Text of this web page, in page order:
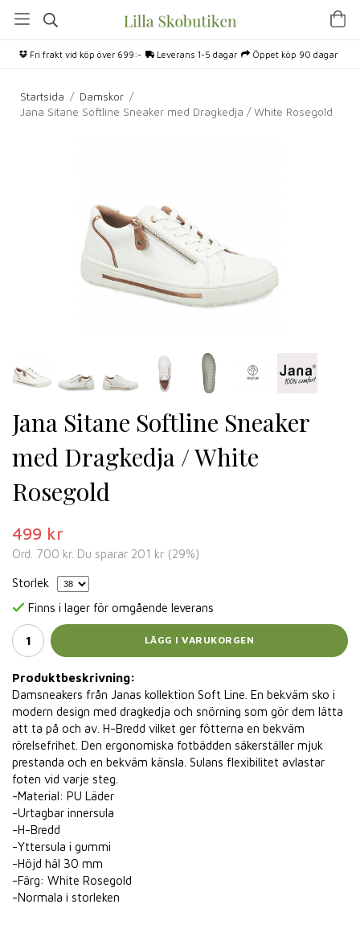
Fri frakt vid köp över 699:- Leverans 1-5 dagar Öppet köp 90 dagar
Startsida / Damskor /
Jana Sitane Softline Sneaker med Dragkedja / White Rosegold
Jana Sitane Softline Sneaker
med Dragkedja / White
Rosegold
499 kr
Ord. 700 kr. Du sparar 201 kr (29%)
Storlek
Finns i lager för omgående leverans
LÄGG I VARUKORGEN
Produktbeskrivning:
Damsneakers från Janas kollektion Soft Line. En bekväm sko i
modern design med dragkedja och snörning som gör dem lätta
att ta på och av. H-Bredd vilket ger fötterna en bekväm
rörelsefrihet. Den ergonomiska fotbädden säkerställer mjuk
prestanda och en bekväm känsla. Sulans flexibilitet avlastar
foten vid varje steg.
-Material: PU Läder
-Urtagbar innersula
-H-Bredd
-Yttersula i gummi
-Höjd häl 30 mm
-Färg: White Rosegold
-Normala i storleken